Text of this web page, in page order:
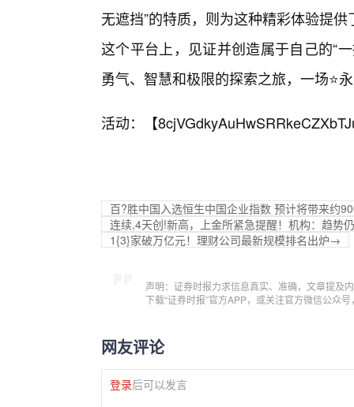
无遮挡”的特质，则为这种精彩体验提
这个平台上，见证并创造属于自己的“
勇气、智慧和极限的探索之旅，一场⭐
活动：【
百?胜中国入选恒生中国企业指数 预计将带来约
连续,4天创!新高，上金所紧急提醒！机构：趋势
1{3}家破万亿元！理财公司最新规模排名出炉→
声明：证券时报力求信息真实、准确，文章提及
下载“证券时报”官方APP，或关注官方微信公众
网友评论
登录后可以发言